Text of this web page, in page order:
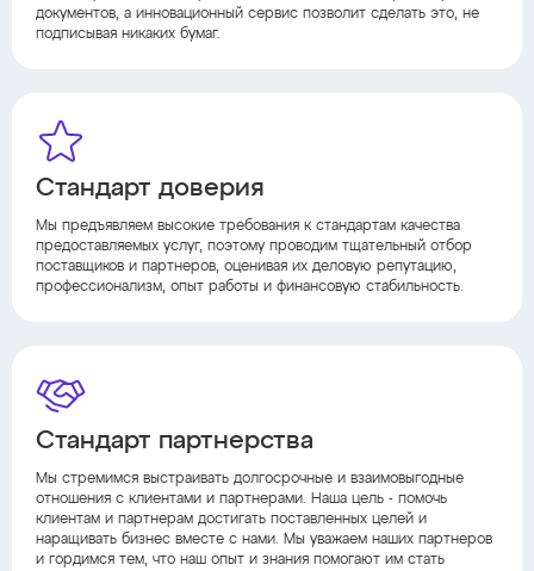
документов, а инновационный сервис позволит сделать это, не
подписывая никаких бумаг.
Стандарт доверия
Мы предъявляем высокие требования к стандартам качества
предоставляемых услуг, поэтому проводим тщательный отбор
поставщиков и партнеров, оценивая их деловую репутацию,
профессионализм, опыт работы и финансовую стабильность.
Стандарт партнерства
Мы стремимся выстраивать долгосрочные и взаимовыгодные
отношения с клиентами и партнерами. Наша цель - помочь
клиентам и партнерам достигать поставленных целей и
наращивать бизнес вместе с нами. Мы уважаем наших партнеров
и гордимся тем, что наш опыт и знания помогают им стать